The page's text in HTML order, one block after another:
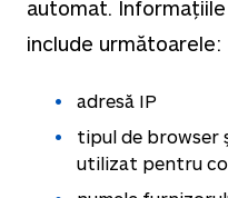
automat.
include următoarele:
adresă IP
tipul de browser
utilizat pentru